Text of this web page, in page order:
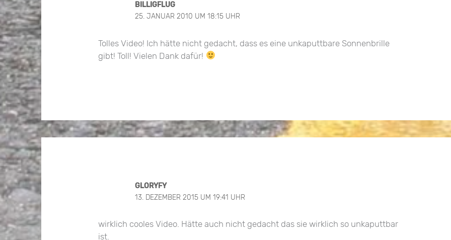
BILLIGFLUG
25. JANUAR 2010 UM 18:15 UHR
Tolles Video! Ich hätte nicht gedacht, dass es eine unkaputtbare Sonnenbrille
gibt! Toll! Vielen Dank dafür!
GLORYFY
13. DEZEMBER 2015 UM 19:41 UHR
wirklich cooles Video. Hätte auch nicht gedacht das sie wirklich so unkaputtbar
ist.